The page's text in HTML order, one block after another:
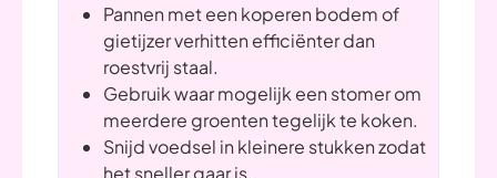
Pannen met een koperen bodem of
gietijzer verhitten efficiënter dan
roestvrij staal.
Gebruik waar mogelijk een stomer om
meerdere groenten tegelijk te koken.
Snijd voedsel in kleinere stukken zodat
het sneller gaar is.